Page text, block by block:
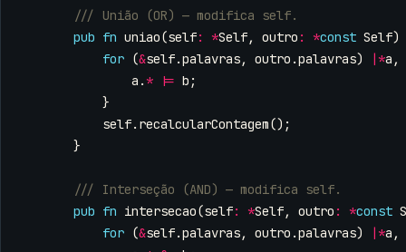
pub fn uniao(self: *Self, outro : *const Self)
for (&self.palavras, outro .palavras) |*a ,
a . * |= b ;
}
self. recalcularContagem();
}
pub fn intersecao(self: *Self, outro : *const
for (&self.palavras, outro .palavras) |*a ,